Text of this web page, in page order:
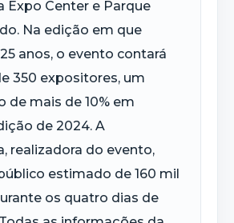
Expo Center e Parque
Na edição em que
anos, o evento contará
350 expositores, um
de mais de 10% em
de 2024. A
realizadora do evento,
estimado de 160 mil
os quatro dias de